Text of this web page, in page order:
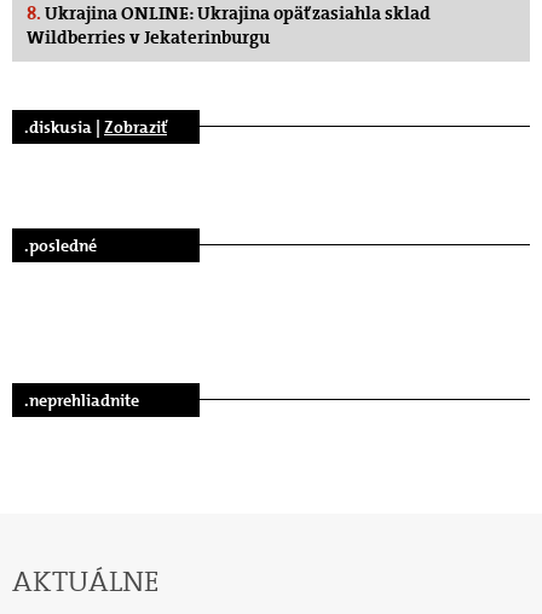
8. Ukrajina ONLINE: Ukrajina opäť zasiahla sklad
Wildberries v Jekaterinburgu
.diskusia | Zobraziť
.posledné
.neprehliadnite
AKTUÁLNE